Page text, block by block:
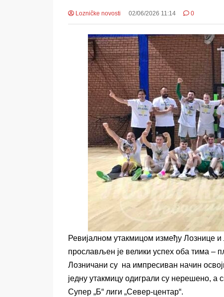
Lozničke novosti 02/06/2026 11:14 0
Ревијалном утакмицом између Лознице
прослављен је велики успех оба тима –
Лозничани су на импресиван начин
једну утакмицу одиграли су нерешено, а
Супер „Б“ лиги „Север-центар“.